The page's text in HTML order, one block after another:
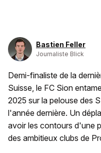
Bastien Feller
Journaliste Blick
Demi-finaliste de la
Suisse, le FC Sion
2025 sur la pelouse des
l'année dernière. Un
avoir les contours d'une
des ambitieux clubs de